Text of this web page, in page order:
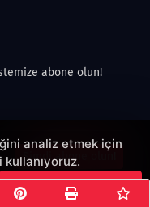
abone olun!
Şimdi abone olun!
analiz etmek için
Çerezleri Kabul Et